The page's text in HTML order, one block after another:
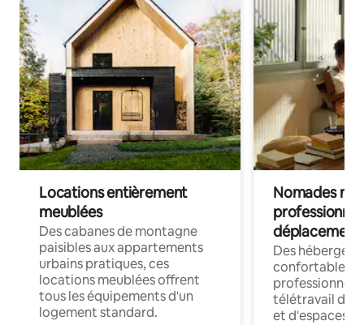
Locations entièrement
meublées
Des cabanes de montagne
paisibles aux appartements
urbains pratiques, ces
locations meublées offrent
tous les équipements d'un
logement standard.
Nomades
déplacement
Des
confortables
professionnels
télétravail
et d'espaces